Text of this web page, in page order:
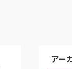
アー